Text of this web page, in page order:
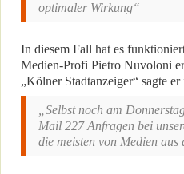
optimaler Wirkung“
In diesem Fall hat es
Medien-Profi Pietro Nuvoloni
„Kölner Stadtanzeiger“ sagte
„Selbst noch am
Mail 227 Anfragen bei
die meisten von Medien